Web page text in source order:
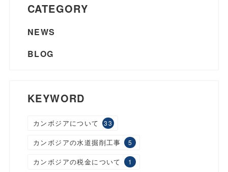
CATEGORY
NEWS
BLOG
KEYWORD
カンボジアについて 33
カンボジアの水道掘削工事 5
カンボジアの税金について 1